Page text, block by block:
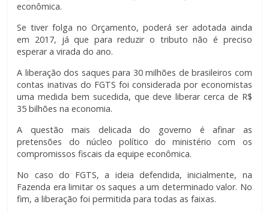
econômica.
Se tiver folga no Orçamento, poderá ser adotada ainda
em 2017, já que para reduzir o tributo não é preciso
esperar a virada do ano.
A liberação dos saques para 30 milhões de brasileiros com
contas inativas do FGTS foi considerada por economistas
uma medida bem sucedida, que deve liberar cerca de R$
35 bilhões na economia.
A questão mais delicada do governo é afinar as
pretensões do núcleo político do ministério com os
compromissos fiscais da equipe econômica.
No caso do FGTS, a ideia defendida, inicialmente, na
Fazenda era limitar os saques a um determinado valor. No
fim, a liberação foi permitida para todas as faixas.